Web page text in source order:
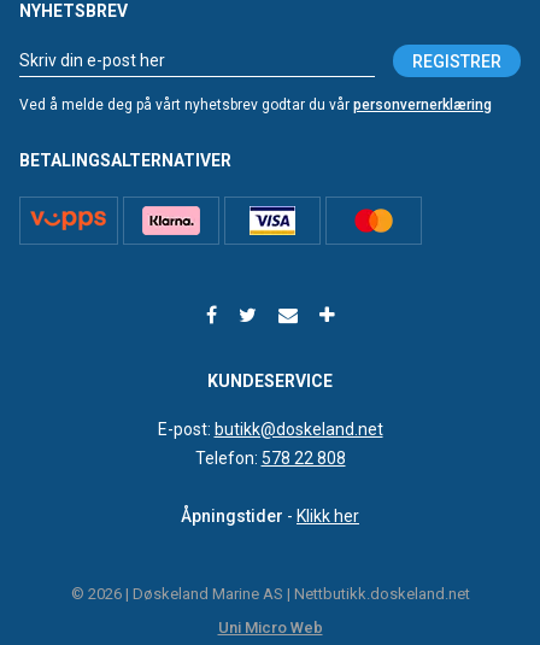
NYHETSBREV
REGISTRER
Ved å melde deg på vårt nyhetsbrev godtar du vår personvernerklæring
BETALINGSALTERNATIVER
KUNDESERVICE
E-post: butikk@doskeland.net
Telefon: 578 22 808
Åpningstider - Klikk her
© 2026 | Døskeland Marine AS | Nettbutikk.doskeland.net
Uni Micro Web